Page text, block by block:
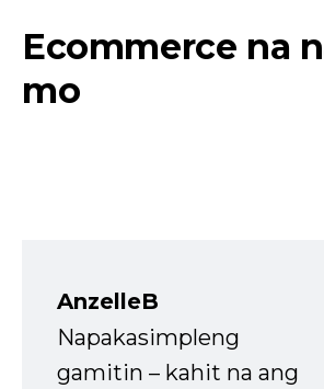
Ecommerce na
mo
AnzelleB
Napakasimpleng
gamitin – kahit na ang